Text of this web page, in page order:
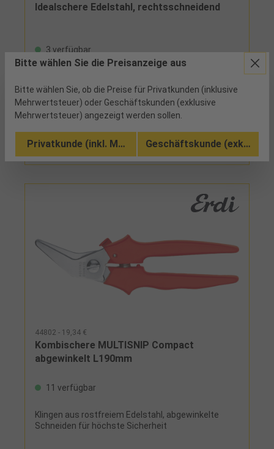
Idealschere Edelstahl, rechtsschneidend
3 verfügbar
Abstimmung von Hebelverhältnis und
Schneidengeometrie ist der Kraftaufwand um 25%
reduziert, eine kompakte Bauweise des
Scherenkopfes ermöglicht bei großer
Schneidenlänge eine hohe Wendigkeit für
Figurenschnitte
Vergleichen
In den Warenkorb
44802 - 19,34 €
Kombischere MULTISNIP Compact
abgewinkelt L190mm
11 verfügbar
Klingen aus rostfreiem Edelstahl, abgewinkelte
Schneiden für höchste Sicherheit
Bitte wählen Sie die Preisanzeige aus
Bitte wählen Sie, ob die Preise für Privatkunden (inklusive
Mehrwertsteuer) oder Geschäftskunden (exklusive
Mehrwertsteuer) angezeigt werden sollen.
Privatkunde (inkl. MwSt.) Geschäftskunde (exkl.